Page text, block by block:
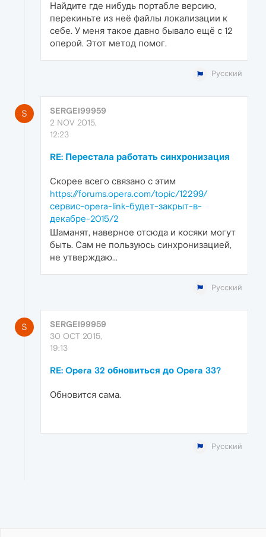
Найдите где нибудь портабле версию,
перекиньте из неё файлы локализации к
себе. У меня такое давно бывало ещё с 12
оперой. Этот метод помог.
Русский
S
SERGEI99959
2 NOV 2015,
12:23
RE: Перестала работать синхронизация
Скорее всего связано с этим
https://forums.opera.com/topic/12299/
сервис-opera-link-будет-закрыт-в-
декабре-2015/2
Шаманят, наверное отсюда и косяки могут
быть. Сам не пользуюсь синхронизацией,
не утверждаю...
Русский
S
SERGEI99959
30 OCT 2015,
19:13
RE: Opera 32 обновиться до Opera 33?
Обновится сама.
Русский